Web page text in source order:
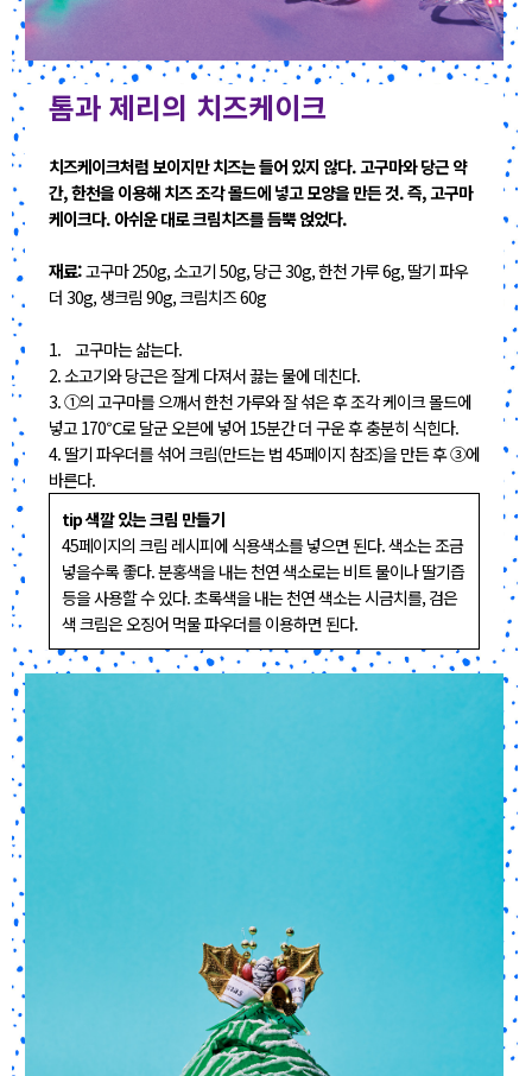
톰과 제리의 치즈케이크
치즈케이크처럼 보이지만 치즈는 들어 있지 않다. 고구마와 당근 약
간, 한천을 이용해 치즈 조각 몰드에 넣고 모양을 만든 것. 즉, 고구마
케이크다. 아쉬운 대로 크림치즈를 듬뿍 얹었다.
재료:고구마 250g, 소고기 50g, 당근 30g, 한천 가루 6g, 딸기 파우
더 30g, 생크림 90g, 크림치즈 60g
1. 고구마는 삶는다.
2. 소고기와 당근은 잘게 다져서 끓는 물에 데친다.
3. ①의 고구마를 으깨서 한천 가루와 잘 섞은 후 조각 케이크 몰드에
넣고 170℃로 달군 오븐에 넣어 15분간 더 구운 후 충분히 식힌다.
4. 딸기 파우더를 섞어 크림(만드는 법 45페이지 참조)을 만든 후 ③에
바른다.
tip 색깔 있는 크림 만들기
45페이지의 크림 레시피에 식용색소를 넣으면 된다. 색소는 조금
넣을수록 좋다. 분홍색을 내는 천연 색소로는 비트 물이나 딸기즙
등을 사용할 수 있다. 초록색을 내는 천연 색소는 시금치를, 검은
색 크림은 오징어 먹물 파우더를 이용하면 된다.